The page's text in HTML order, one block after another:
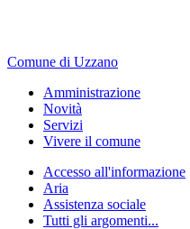
Comune di Uzzano
Amministrazione
Novità
Servizi
Vivere il comune
Accesso all'informazione
Aria
Assistenza sociale
Tutti gli argomenti...